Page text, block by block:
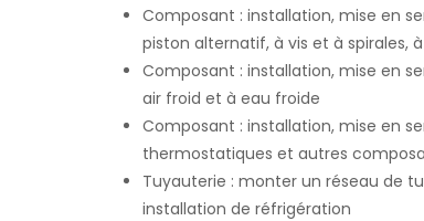
Composant : installation, mise en
piston alternatif, à vis et à spirales,
Composant : installation, mise en
air froid et à eau froide
Composant : installation, mise en
thermostatiques et autres
Tuyauterie : monter un réseau de
installation de réfrigération